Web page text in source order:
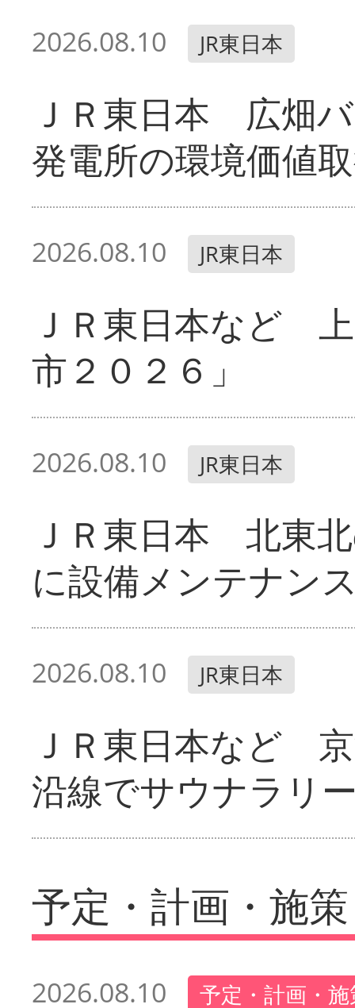
2026.08.10 JR東日本
ＪＲ東日本 広畑
発電所の環境価値
2026.08.10 JR東日本
ＪＲ東日本など
市２０２６」
2026.08.10 JR東日本
ＪＲ東日本 北東
に設備メンテナン
2026.08.10 JR東日本
ＪＲ東日本など
沿線でサウナラリ
予定・計画・施策
2026.08.10 予定・計画・